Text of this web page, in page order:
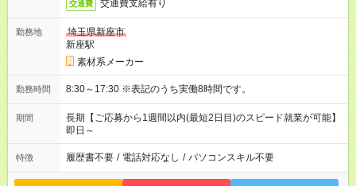
交通費 交通費支給有り
勤務地
埼玉県新座市
新座駅
素材系メーカー
勤務時間 8:30～17:30 ※表記のうち実働8時間です。
期間
長期【ご応募から1週間以内(最短2日目)のスピード就業が可能】
即日～
特徴 履歴書不要 / 電話対応なし / パソコンスキル不要